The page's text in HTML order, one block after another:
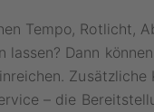
Tempo, Rotlicht,
Dann
Zusätzliche
– die